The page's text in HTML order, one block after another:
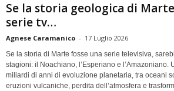
Se la storia geologica di
serie tv…
Agnese Caramanico - 17 Luglio 2026
Se la storia di Marte fosse una serie televisiva,
stagioni: il Noachiano, l’Esperiano e l’Amazoniano.
miliardi di anni di evoluzione planetaria, tra oceani
eruzioni vulcaniche, perdita dell’atmosfera e